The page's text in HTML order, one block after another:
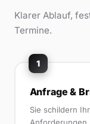
Klarer Ablauf,
Termine.
1
Anfrage &
Sie schildern